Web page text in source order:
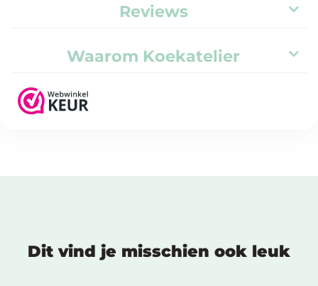
Reviews
Waarom Koekatelier
Dit vind je misschien ook leuk